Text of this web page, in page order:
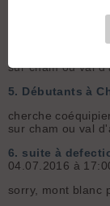
Débutants à
sur cham ou val
5. Débutants à
cherche
sur cham ou val
6. suite à
04.07.2016 à
sorry, mont blanc